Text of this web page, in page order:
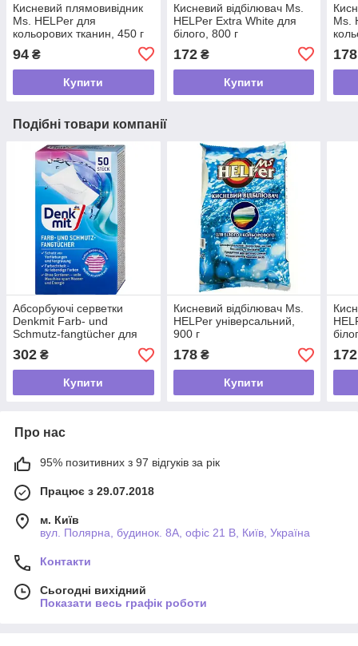
Кисневий плямовивідник
Ms. HELPer для
кольорових тканин, 450 г
94 ₴
Купити
Кисневий відбілювач Ms.
HELPer Extra White для
білого, 800 г
172₴
Купити
Ms.
178
Подібні товари компанії
Абсорбуючі серветки
Denkmit Farb- und
Schmutz-fangtücher для
прання кольорових речей,
50 шт
302 ₴
Купити
Кисневий відбілювач Ms.
HELPer універсальний,
900 г
178₴
Купити
172
Про нас
95% позитивних з 97 відгуків за рік
Працює з 29.07.2018
м. Київ
вул. Полярна, будинок. 8А, офіс 21 В, Київ, Україна
Контакти
Сьогодні вихідний
Показати весь графік роботи